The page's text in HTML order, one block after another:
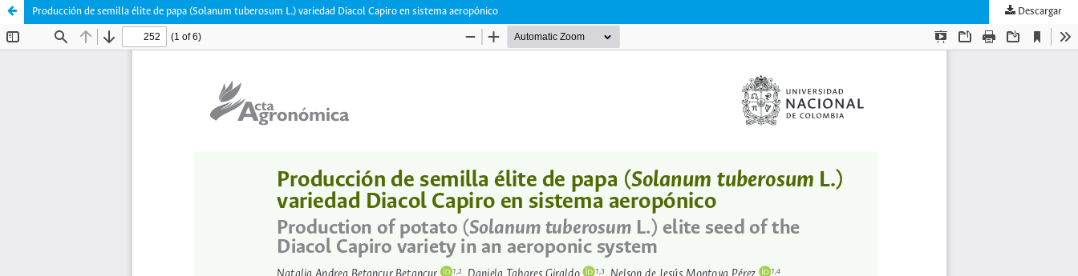
Producción de semilla élite de papa (Solanum tuberosum L.) variedad Diacol Capiro en sistema aeropónico Descargar